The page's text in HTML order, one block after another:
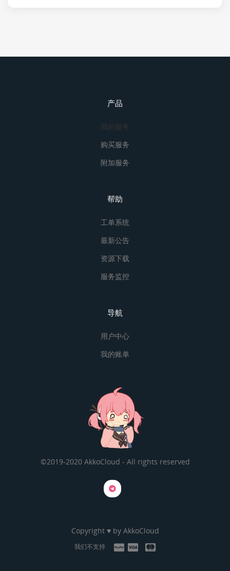
产品
我的服务
购买服务
附加服务
帮助
工单系统
最新公告
资源下载
服务监控
导航
用户中心
我的账单
©2019-2020 AkkoCloud - All rights reserved
Copyright ♥ by AkkoCloud
我们不支持